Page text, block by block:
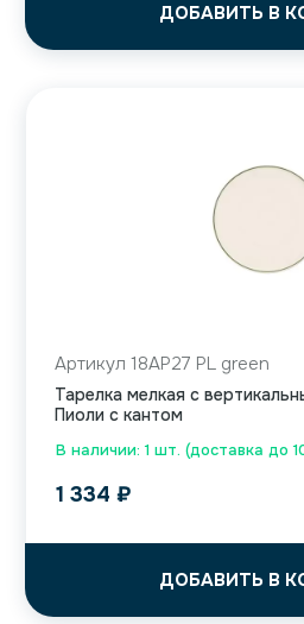
ДОБАВИТЬ В
В наличии: 1 шт. (доставка до
Артикул 18AP27 PL green
Тарелка мелкая с
Пиоли с кантом
1 334 ₽
ДОБАВИТЬ В